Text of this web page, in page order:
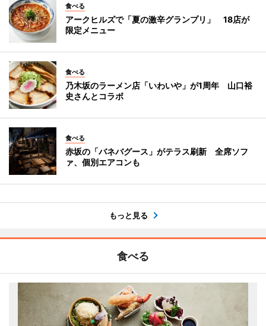
食べる
アークヒルズで「夏の激辛グランプリ」 18店が
限定メニュー
食べる
乃木坂のラーメン店「いわいや」が1周年 山口裕
史さんとコラボ
食べる
赤坂の「バネバグース」がテラス刷新 全席ソフ
ァ、個別エアコンも
もっと見る
食べる